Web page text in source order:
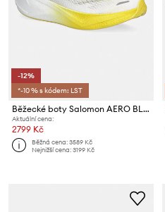
-12%
*-10 % s kódem: LST
Běžecké boty Salomon AERO BLAZE 3
Aktuální cena:
2799 Kč
Běžná cena:3589 Kč
Nejnižší cena:3199 Kč